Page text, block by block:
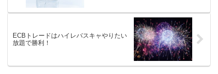
ECBトレードはハイレバスキャやりたい
放題で勝利！